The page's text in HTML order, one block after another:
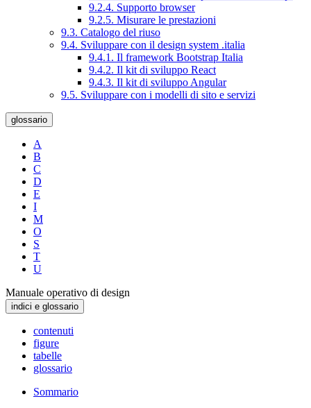
9.2.4. Supporto browser
9.2.5. Misurare le prestazioni
9.3. Catalogo del riuso
9.4. Sviluppare con il design system .italia
9.4.1. Il framework Bootstrap Italia
9.4.2. Il kit di sviluppo React
9.4.3. Il kit di sviluppo Angular
9.5. Sviluppare con i modelli di sito e servizi
glossario
A
B
C
D
E
I
M
O
S
T
U
Manuale operativo di design
indici e glossario
contenuti
figure
tabelle
glossario
Sommario